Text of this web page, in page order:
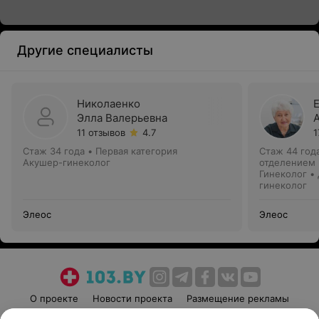
Другие специалисты
Николаенко
Элла Валерьевна
11 отзывов
4.7
Стаж 34 года • Первая категория
Акушер-гинеколог
Элеос
Стаж 44
отделением
Гинеколог
гинеколог
Элеос
О проекте Новости проекта
Размещение рекламы